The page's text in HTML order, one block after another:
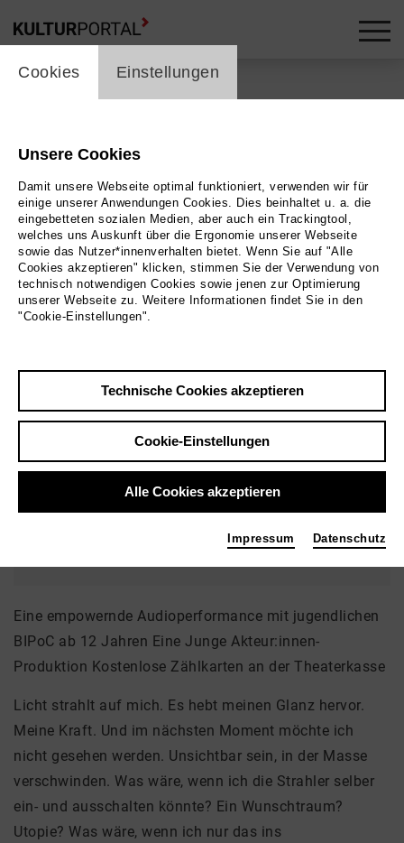
Zurück|Übersicht
Special
Shining on me
Brauhaus
Brauhaus
Eine empowernde Audioperformance mit jugendlichen
BIPoC ab 12 Jahren Eine Junge Akteur:innen-
Produktion Kostenlose Zählkarten an der Theaterkasse
Licht strahlt auf mich. Es hebt meinen Glanz hervor.
Meine Kraft. Und im nächsten Moment möchte ich
nicht gesehen werden. Unsichtbar sein, in der Masse
verschwinden. Was wäre, wenn ich die Strahler selber
ein- und ausschalten könnte? Ein Wunschtraum?
Utopie? Was wäre, wenn ich nur das ins
cookie_layer
Cookies Einstellungen
Unsere Cookies
Damit unsere Webseite optimal funktioniert, verwenden wir für
einige unserer Anwendungen Cookies. Dies beinhaltet u. a. die
eingebetteten sozialen Medien, aber auch ein Trackingtool,
welches uns Auskunft über die Ergonomie unserer Webseite
sowie das Nutzer*innenverhalten bietet. Wenn Sie auf "Alle
Cookies akzeptieren" klicken, stimmen Sie der Verwendung von
technisch notwendigen Cookies sowie jenen zur Optimierung
unserer Webseite zu. Weitere Informationen findet Sie in den
"Cookie-Einstellungen".
Technische Cookies akzeptieren
Cookie-Einstellungen
Alle Cookies akzeptieren
Impressum Datenschutz